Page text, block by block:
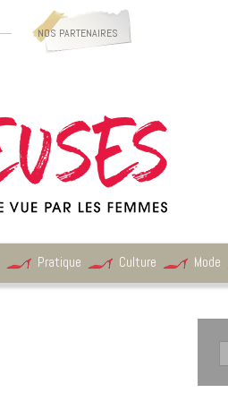
NOS PARTENAIRES
Pratique Culture Mode